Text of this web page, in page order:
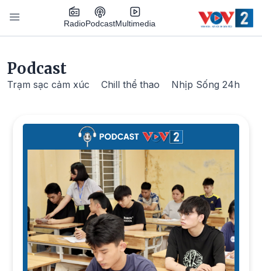
Nhảy đến nội dung
RadioPodcastMultimedia
Podcast
Trạm sạc cảm xúc Chill thể thao Nhịp Sống 24h